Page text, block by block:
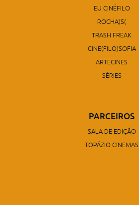
EU CINÉFILO
ROCHA)S(
TRASH FREAK
CINE(FILO)SOFIA
ARTECINES
SÉRIES
PARCEIROS
SALA DE EDIÇÃO
TOPÁZIO CINEMAS